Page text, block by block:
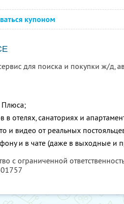
купоном
для поиска и покупки ж/д,
Плюса;
отелях, санаториях и
и видео от реальных
и в чате (даже в выходные и
с ограниченной